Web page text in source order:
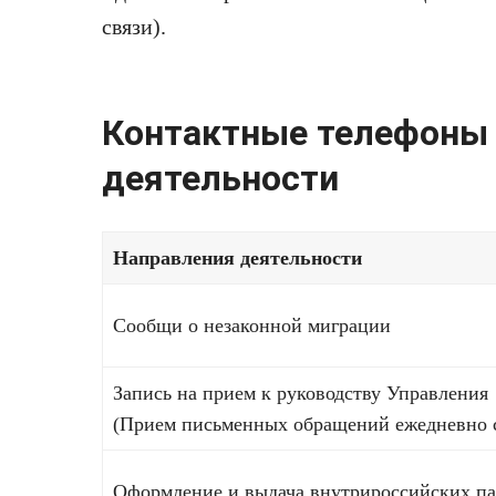
связи).
Контактные
деятельности
Направления деятельности
Сообщи о незаконной миграции
Запись на прием к руководству Управления
(Прием письменных обращений ежедневно